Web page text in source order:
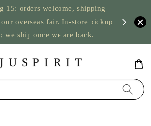
15: orders welcome, shipping
overseas fair. In-store pickup
we ship once we are back.
US